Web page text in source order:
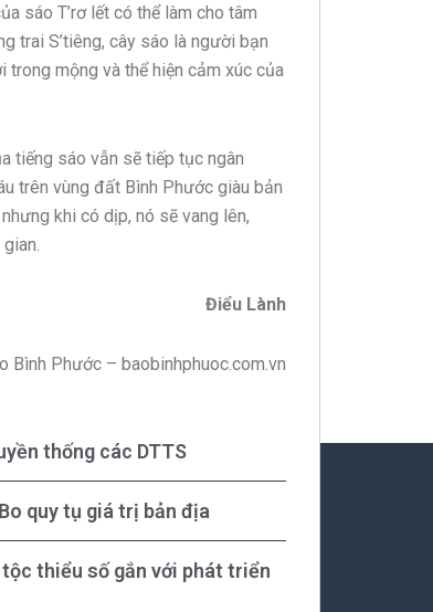
sáo T’rơ lết có thể làm cho tâm
trai S’tiêng, cây sáo là người bạn
mộng và thể hiện cảm xúc của
tiếng sáo vẫn sẽ tiếp tục ngân
trên vùng đất Bình Phước giàu bản
khi có dịp, nó sẽ vang lên,
Điểu Lành
Bình Phước – baobinhphuoc.com.vn
thống các DTTS
quy tụ giá trị bản địa
thiểu số gắn với phát triển